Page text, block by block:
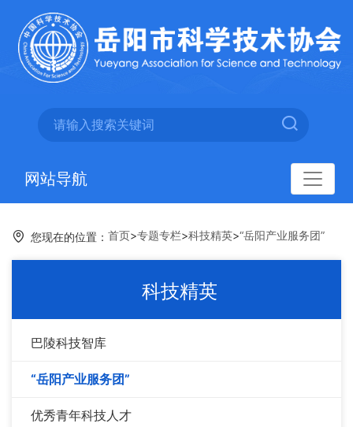
网站导航
您现在的位置： 首页>专题专栏>科技精英>“岳阳产业服务团”
科技精英
巴陵科技智库
“岳阳产业服务团”
优秀青年科技人才